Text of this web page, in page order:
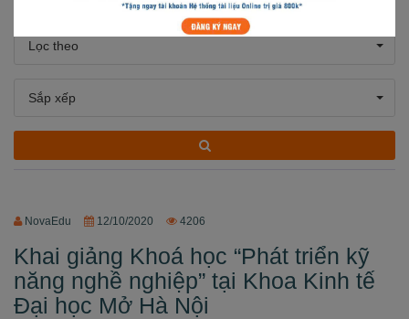
người nổi tiếng
Hỗ trợ
$ Nạp tiền
Lọc theo
Sắp xếp
NovaEdu 12/10/2020 4206
Khai giảng Khoá học “Phát triển kỹ
năng nghề nghiệp” tại Khoa Kinh tế
Đại học Mở Hà Nội